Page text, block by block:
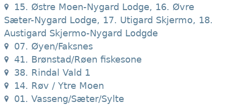
15. Østre Moen-Nygard Lodge, 16. Øvre
Sæter-Nygard Lodge, 17. Utigard Skjermo, 18.
Austigard Skjermo-Nygard Lodgde
07. Øyen/Faksnes
41. Brønstad/Røen fiskesone
38. Rindal Vald 1
14. Røv / Ytre Moen
01. Vasseng/Sæter/Sylte